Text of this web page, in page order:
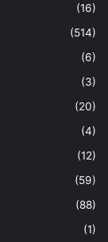
(16)
(514)
(6)
(3)
(20)
(4)
(12)
(59)
(88)
(1)